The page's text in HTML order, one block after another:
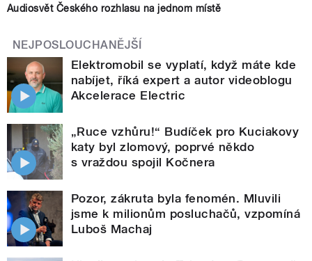
Audiosvět Českého rozhlasu na jednom místě
NEJPOSLOUCHANĚJŠÍ
Elektromobil se vyplatí, když máte kde
nabíjet, říká expert a autor videoblogu
Akcelerace Electric
„Ruce vzhůru!“ Budíček pro Kuciakovy
katy byl zlomový, poprvé někdo
s vraždou spojil Kočnera
Pozor, zákruta byla fenomén. Mluvili
jsme k milionům posluchačů, vzpomíná
Luboš Machaj